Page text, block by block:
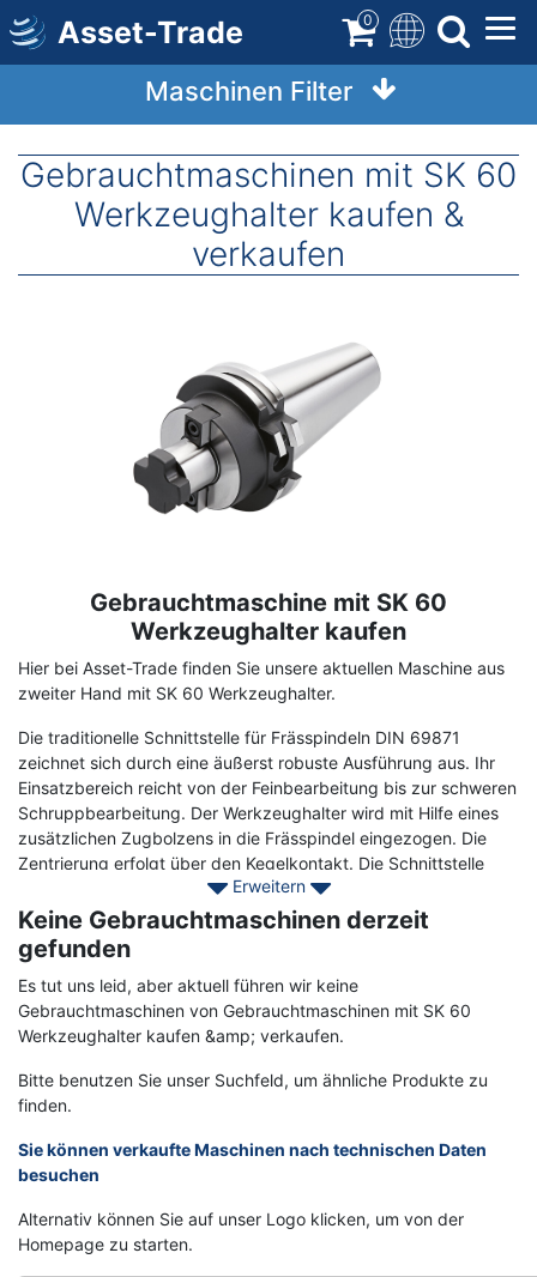
Direkt
zum
Inhalt
Asset-Trade 0
Maschinen Filter
Gebrauchtmaschinen mit SK 60
Werkzeughalter kaufen &
verkaufen
Gebrauchtmaschine mit SK 60
Werkzeughalter kaufen
Hier bei Asset-Trade finden Sie unsere aktuellen Maschine aus
zweiter Hand mit SK 60 Werkzeughalter.
Die traditionelle Schnittstelle für Frässpindeln DIN 69871
zeichnet sich durch eine äußerst robuste Ausführung aus. Ihr
Einsatzbereich reicht von der Feinbearbeitung bis zur schweren
Schruppbearbeitung. Der Werkzeughalter wird mit Hilfe eines
zusätzlichen Zugbolzens in die Frässpindel eingezogen. Die
Zentrierung erfolgt über den Kegelkontakt. Die Schnittstelle
nach DIN 69871 ist daher vor allem für Anwendungen mit einer
Spindeldrehzahl bis 12.000 U/min geeignet.
Kontaktieren Sie Asset-Trade noch heute, um Ihre gebrauchten
Maschinen mit einem Werkzeughalter vom Typ SK 60 zu finden,
um Ihre Produktion verbessern zu können.
Erweitern
Keine Gebrauchtmaschinen derzeit
gefunden
Es tut uns leid, aber aktuell führen wir keine
Gebrauchtmaschinen von Gebrauchtmaschinen mit SK 60
Werkzeughalter kaufen &amp; verkaufen.
Bitte benutzen Sie unser Suchfeld, um ähnliche Produkte zu
finden.
Sie können verkaufte Maschinen nach technischen Daten
besuchen
Alternativ können Sie auf unser Logo klicken, um von der
Homepage zu starten.